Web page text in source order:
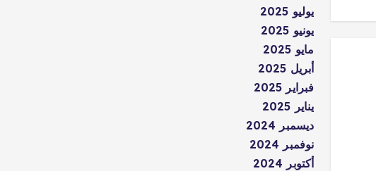
يوليو 2025
يونيو 2025
مايو 2025
أبريل 2025
فبراير 2025
يناير 2025
ديسمبر 2024
نوفمبر 2024
أكتوبر 2024